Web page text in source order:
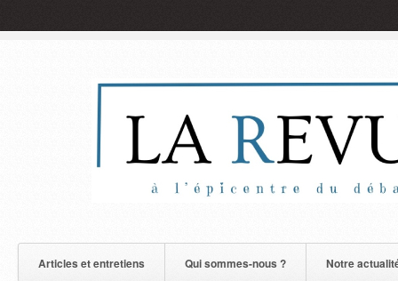
Articles et entretiens Qui sommes-nous ? Notre